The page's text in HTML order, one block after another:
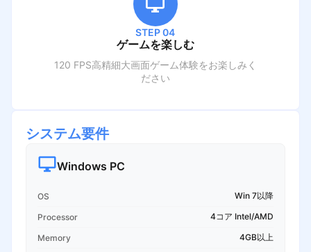
STEP 04
ゲームを楽しむ
120 FPS高精細大画面ゲーム体験をお楽しみく
ださい
システム要件
Windows PC
OS Win 7以降
Processor 4コア Intel/AMD
Memory 4GB以上